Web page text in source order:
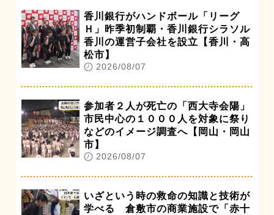
香川銀行がハンドボール「リーグ
Ｈ」昨季初制覇・香川銀行シラソル
香川の運営子会社を設立【香川・高
松市】
2026/08/07
参加者２人が死亡の「西大寺会陽」
市民中心の１０００人を対象に祭り
などのイメージ調査へ【岡山・岡山
市】
2026/08/07
いざという時の救命の知識と技術が
学べる 倉敷市の商業施設で「赤十